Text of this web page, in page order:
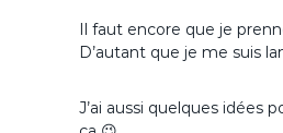
Il faut encore que je
D’autant que je me suis
J’ai aussi quelques idées